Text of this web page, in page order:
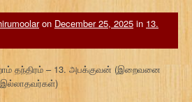
on December 25, 2025 in 13.
தந்திரம் – 13. அபக்குவன் (இறைவனை
இல்லாதவர்கள்)